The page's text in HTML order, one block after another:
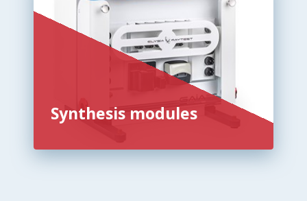
Synthesis modules